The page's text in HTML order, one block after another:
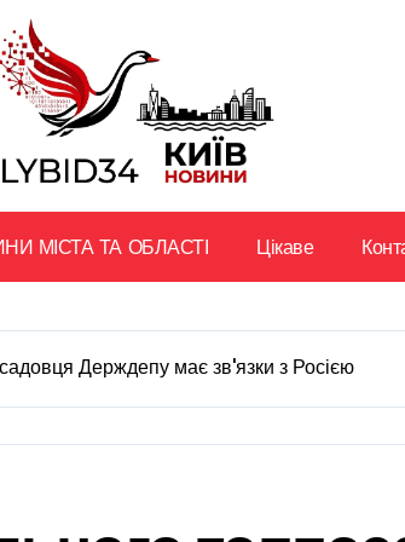
МІСТА ТА ОБЛАСТІ Цікаве
Держдепу має звʼязки з Росією